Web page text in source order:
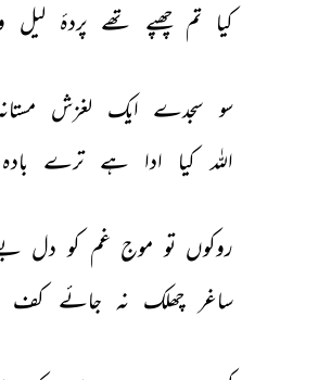
کیا تم چھپے تھے پردۂ لیل
سو سجدے ایک لغزش
اللہ کیا ادا ہے ترے
روکوں تو موج غم کو دل
ساغر چھلک نہ جائے کف